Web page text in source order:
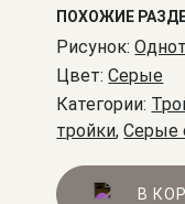
ПОХОЖИЕ
Рисунок:
Цвет:Серые
Категории:
тройки,Серые
В